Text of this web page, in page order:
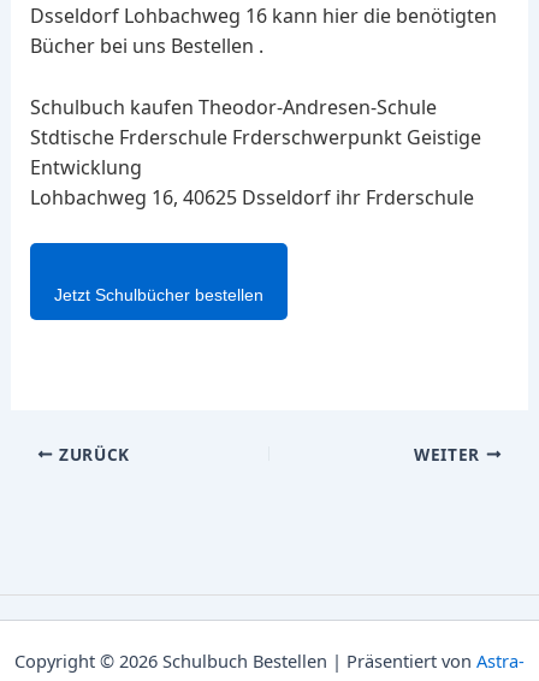
Dsseldorf Lohbachweg 16 kann hier die benötigten
Bücher bei uns Bestellen .
Schulbuch kaufen Theodor-Andresen-Schule
Stdtische Frderschule Frderschwerpunkt Geistige
Entwicklung
Lohbachweg 16, 40625 Dsseldorf ihr Frderschule
Jetzt Schulbücher bestellen
ZURÜCK WEITER
Copyright © 2026 Schulbuch Bestellen | Präsentiert von Astra-